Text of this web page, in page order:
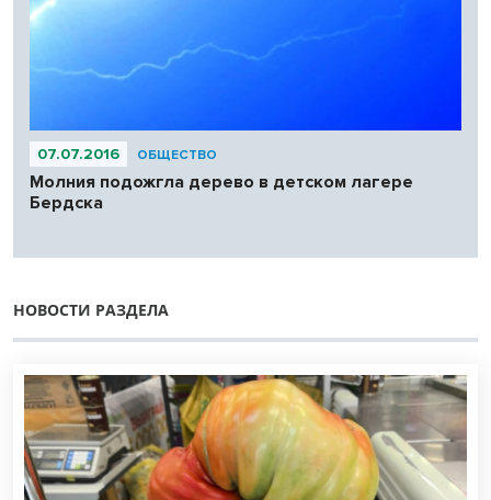
07.07.2016 ОБЩЕСТВО
Молния подожгла дерево в детском лагере
Бердска
НОВОСТИ РАЗДЕЛА